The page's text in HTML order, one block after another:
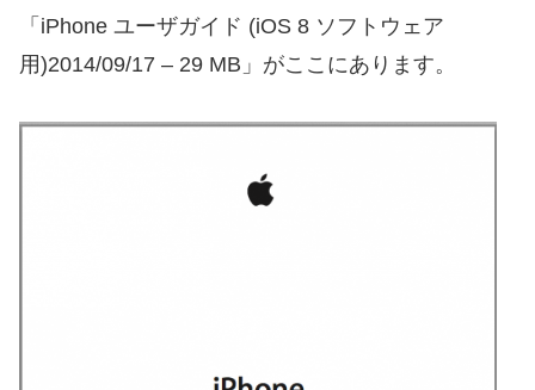
「iPhone ユーザガイド (iOS 8 ソフトウェア
用)2014/09/17 – 29 MB」がここにあります。